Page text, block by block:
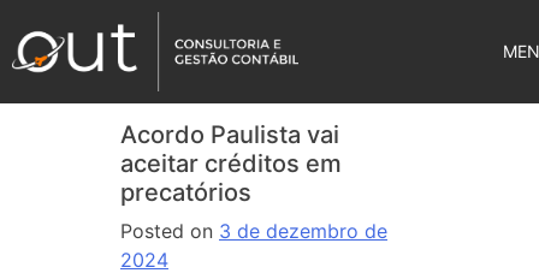
Acordo Paulista vai
aceitar créditos em
precatórios
Posted on 3 de dezembro de
2024